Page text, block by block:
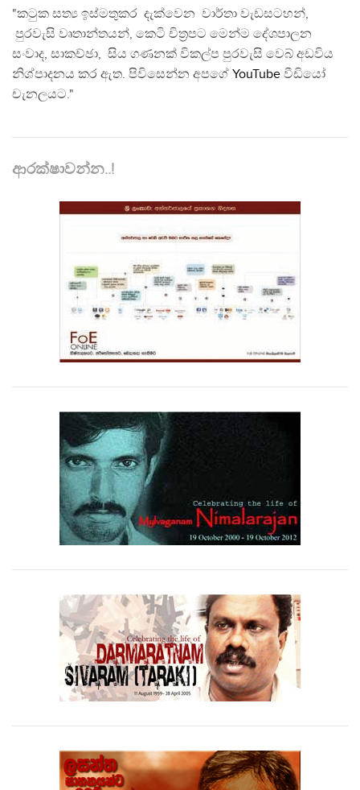
"කටුක සත්‍ය ඉස්මතුකර දැක්වෙන වාර්තා වැඩසටහන්,
පුරවැසි වෘතාන්තයන්, කෙටි චිත්‍රපට මෙන්ම දේශපාලන
සංවාද, සාකච්ඡා, සිය ගණනක් විකල්ප පුරවැසි වෙබ් අඩවිය
නිශ්පාදනය කර ඇත. පිවිසෙන්න අපගේ YouTube වීඩියෝ
චැනලයට."
ආරක්ෂාවන්න..!